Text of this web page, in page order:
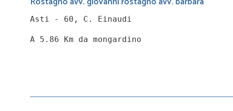
Asti - 60, C. Einaudi
A 5.86 Km da mongardino